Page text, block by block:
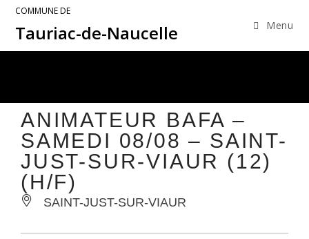
COMMUNE DE
Tauriac-de-Naucelle Menu
ANIMATEUR BAFA –
SAMEDI 08/08 – SAINT-
JUST-SUR-VIAUR (12)
(H/F)
SAINT-JUST-SUR-VIAUR